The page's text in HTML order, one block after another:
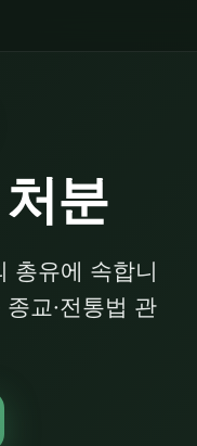
분
총유에 속합니
교·전통법 관